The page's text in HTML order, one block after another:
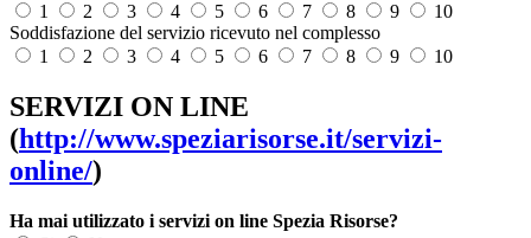
1
2 3 4 5 6 7 8 9
10
Soddisfazione del servizio ricevuto nel complesso
1
2 3 4 5 6 7 8 9 10
SERVIZI ON LINE
(http://www.speziarisorse.it/servizi-
online/)
Ha mai utilizzato i servizi on line Spezia Risorse?